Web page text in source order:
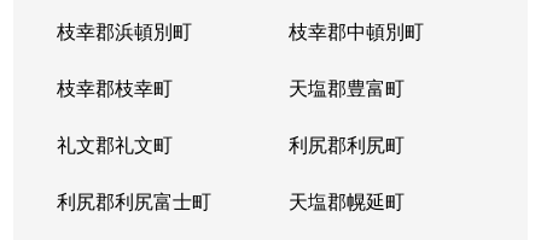
枝幸郡浜頓別町 枝幸郡中頓別町
枝幸郡枝幸町 天塩郡豊富町
礼文郡礼文町 利尻郡利尻町
利尻郡利尻富士町 天塩郡幌延町